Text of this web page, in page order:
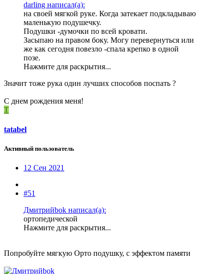
darling написал(а):
на своей мягкой руке. Когда затекает подкладываю
маленькую подушечку.
Подушки -думочки по всей кровати.
Засыпаю на правом боку. Могу перевернуться или
же как сегодня повезло -спала крепко в одной
позе.
Нажмите для раскрытия...
Значит тоже рука один лучших способов поспать ?
С днем рождения меня!
T
tatabel
Активный пользователь
12 Сен 2021
#51
Дмитрийbok написал(а):
ортопедической
Нажмите для раскрытия...
Попробуйте мягкую Орто подушку, с эффектом памяти